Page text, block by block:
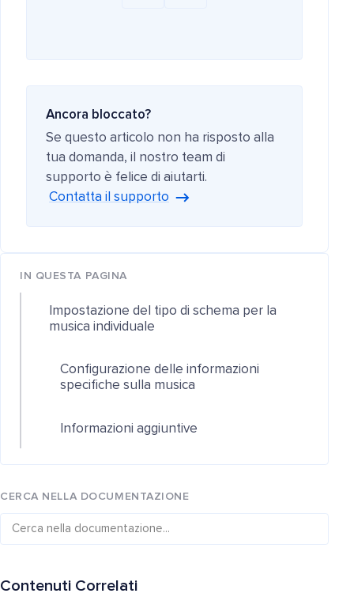
Ancora bloccato?
Se questo articolo non ha risposto alla
tua domanda, il nostro team di
supporto è felice di aiutarti.
Contatta il supporto
IN QUESTA PAGINA
Impostazione del tipo di schema per la
musica individuale
Configurazione delle informazioni
specifiche sulla musica
Informazioni aggiuntive
CERCA NELLA DOCUMENTAZIONE
Contenuti Correlati